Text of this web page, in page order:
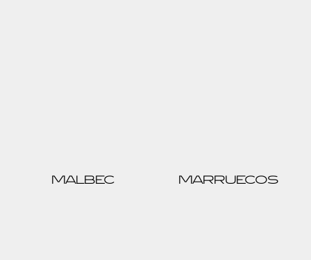
MALBEC MARRUECOS